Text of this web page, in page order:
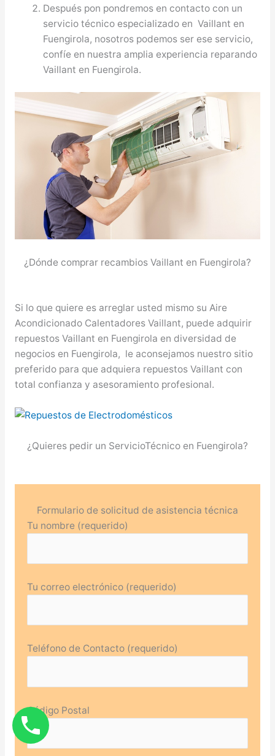
Después pon pondremos en contacto con un
servicio técnico especializado en Vaillant en
Fuengirola, nosotros podemos ser ese servicio,
confíe en nuestra amplia experiencia reparando
Vaillant en Fuengirola.
¿Dónde comprar recambios Vaillant en Fuengirola?
Si lo que quiere es arreglar usted mismo su Aire
Acondicionado Calentadores Vaillant, puede adquirir
repuestos Vaillant en Fuengirola en diversidad de
negocios en Fuengirola, le aconsejamos nuestro sitio
preferido para que adquiera repuestos Vaillant con
total confianza y asesoramiento profesional.
¿Quieres pedir un ServicioTécnico en Fuengirola?
Formulario de solicitud de asistencia técnica
Tu nombre (requerido)
Tu correo electrónico (requerido)
Teléfono de Contacto (requerido)
Código Postal